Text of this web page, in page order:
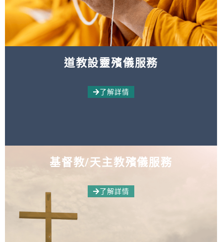
道教設靈殯儀服務
了解詳情
基督教/天主教殯儀服務
了解詳情